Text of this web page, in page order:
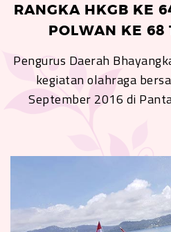
RANGKA HKGB KE
POLWAN KE 68
Pengurus Daerah
kegiatan olahraga
September 2016 di